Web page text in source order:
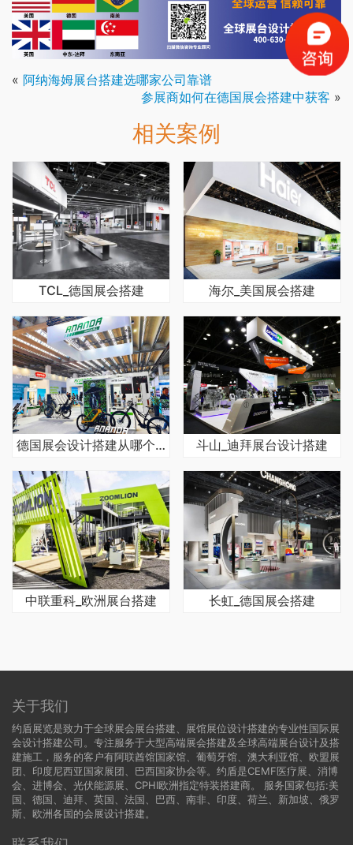
« 阿纳海姆展台搭建选哪家公司靠谱
参展商如何在德国展会搭建中获客 »
相关案例
TCL_德国展会搭建 海尔_美国展会搭建
德国展会设计搭建从哪个方面选择好 斗山_迪拜展台设计搭建
中联重科_欧洲展台搭建 长虹_德国展会搭建
关于我们
约盾展览是致力于全球展会展台搭建、展馆展位设计搭建的专业性国际展
会设计搭建公司。专注服务于大型高端展会搭建及全球高端展台设计及搭
建施工，服务的客户有阿联酋馆国家馆、葡萄牙馆、澳大利亚馆、欧盟展
团、印度尼西亚国家展团、巴西国家协会等。约盾是CEMF医疗展、消博
会、进博会、光伏能源展、CPHI欧洲指定特装搭建商。 服务国家包括:美
国
德国 、迪拜、英国、法国、巴西、南非、印度、荷兰、新加坡、俄罗
斯、欧洲各国的会展设计搭建。